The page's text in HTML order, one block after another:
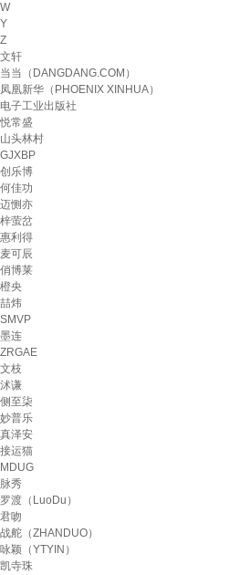
W
Y
Z
文轩
当当（DANGDANG.COM）
凤凰新华（PHOENIX XINHUA）
电子工业出版社
悦常盛
山头林村
GJXBP
创乐博
何佳功
迈恻亦
梓萤岔
惠利得
麦可辰
俏博莱
橙央
喆炜
SMVP
墨连
ZRGAE
文枝
沭谦
侧至柒
妙普乐
真泽安
接运猫
MDUG
脉秀
罗渡（LuoDu）
君吻
战舵（ZHANDUO）
咏颖（YTYIN）
凯寺珠